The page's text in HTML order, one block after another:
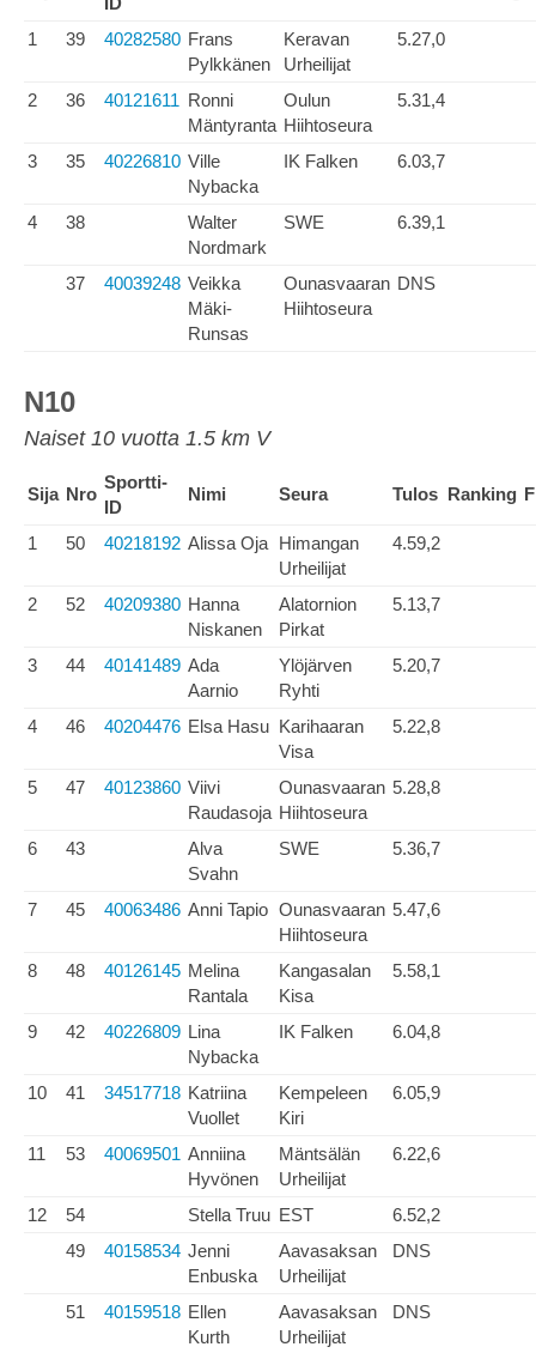
1 39 40282580 Frans
Pylkkänen
Keravan
Urheilijat
5.27,0
2 36 40121611 Ronni
Mäntyranta
Oulun
Hiihtoseura
5.31,4
3 35 40226810 Ville
Nybacka
IK Falken 6.03,7
4 38
Walter
Nordmark
SWE 6.39,1
37 40039248 Veikka
Mäki-
Runsas
Ounasvaaran
Hiihtoseura
DNS
N10
Naiset 10 vuotta 1.5 km V
Sija Nro
Sportti-
ID
Nimi Seura Tulos Ranking
1 50 40218192 Alissa Oja Himangan
Urheilijat
4.59,2
2 52 40209380 Hanna
Niskanen
Alatornion
Pirkat
5.13,7
3 44 40141489 Ada
Aarnio
Ylöjärven
Ryhti
5.20,7
4 46 40204476 Elsa Hasu Karihaaran
Visa
5.22,8
5 47 40123860 Viivi
Raudasoja
Ounasvaaran
Hiihtoseura
5.28,8
6 43
Alva
Svahn
SWE 5.36,7
7 45 40063486 Anni Tapio Ounasvaaran
Hiihtoseura
5.47,6
8 48 40126145 Melina
Rantala
Kangasalan
Kisa
5.58,1
9 42 40226809 Lina
Nybacka
IK Falken 6.04,8
10 41 34517718 Katriina
Vuollet
Kempeleen
Kiri
6.05,9
11 53 40069501 Anniina
Hyvönen
Mäntsälän
Urheilijat
6.22,6
12 54 Stella Truu EST
6.52,2
49
40158534 Jenni
Enbuska
Aavasaksan
Urheilijat
DNS
51 40159518 Ellen
Kurth
Aavasaksan
Urheilijat
DNS